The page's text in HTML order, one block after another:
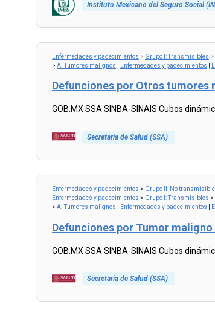
Instituto Mexicano del Seguro Social
Enfermedades y padecimientos > Grupo I: Transmisibles >
> A. Tumores malignos Enfermedades y padecimientos
Defunciones por Otros tumores
GOB.MX SSA SINBA-SINAIS Cubos
Secretaría de Salud (SSA)
Enfermedades y padecimientos > Grupo II: No
Enfermedades y padecimientos > Grupo I: Transmisibles >
> A. Tumores malignos Enfermedades y padecimientos
Defunciones por Tumor maligno
GOB.MX SSA SINBA-SINAIS Cubos
Secretaría de Salud (SSA)